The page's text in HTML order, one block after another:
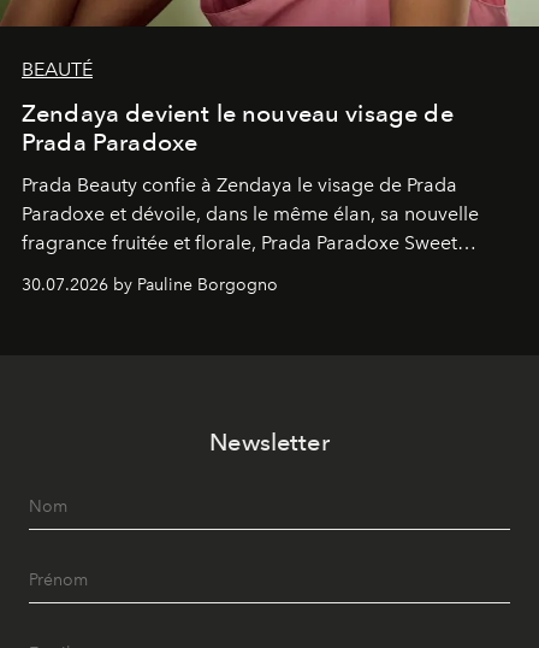
BEAUTÉ
Zendaya devient le nouveau visage de
Prada Paradoxe
Prada Beauty confie à Zendaya le visage de Prada
Paradoxe et dévoile, dans le même élan, sa nouvelle
fragrance fruitée et florale, Prada Paradoxe Sweet
Chemistry Eau de Parfum.
30.07.2026 by Pauline Borgogno
Newsletter